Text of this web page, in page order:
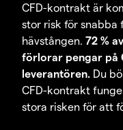
CFD-kontrakt är
stor risk för snabba
hävstången. 72 %
förlorar pengar på
leverantören. Du
CFD-kontrakt
stora risken för att